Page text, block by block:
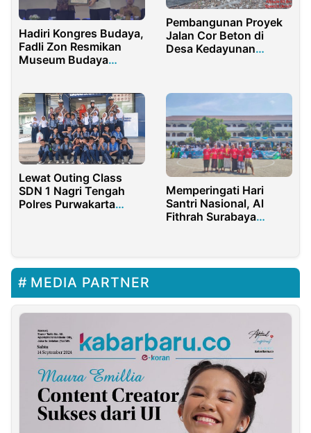
Hadiri Kongres Budaya,
Fadli Zon Resmikan
Museum Budaya
Pembangunan Proyek
Jalan Cor Beton di
Desa Kedayunan
Lewat Outing Class
SDN 1 Nagri Tengah
Polres Purwakarta
Memperingati Hari
Santri Nasional, Al
Fithrah Surabaya
MEDIA PARTNER